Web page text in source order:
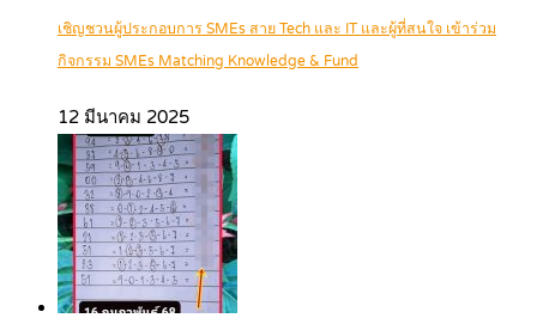
เชิญชวนผู้ประกอบการ SMEs สาย Tech และ IT และผู้ที่สนใจ เข้าร่วม
กิจกรรม SMEs Matching Knowledge & Fund
12 มีนาคม 2025